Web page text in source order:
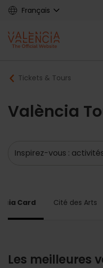
Skip
content
Français
Main
navigation
Breadcrumb
Tickets & Tours
València
Recherche
Card Cité des Arts
Les meilleures